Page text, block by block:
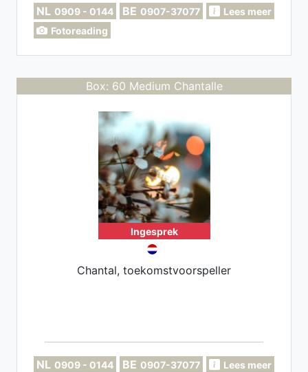
NL 0909 - 0144 BE 0907-37077
Lees meer
Fotoreading
Box: 60 Medium Chantalle
Ingesprek
Chantal, toekomstvoorspeller
NL 0909 - 0144 BE 0907-37077 Lees meer